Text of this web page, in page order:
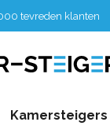
tevreden klanten
Kamersteigers